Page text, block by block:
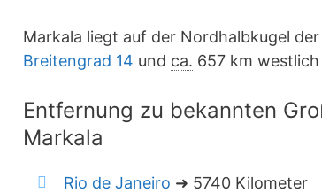
Markala liegt auf der Nordhalbkugel
Breitengrad 14 und ca. 657 km
Entfernung zu bekannten
Markala
Rio de Janeiro ➜ 5740 Kilometer